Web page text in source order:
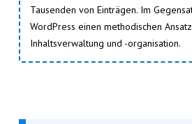
Tausenden von Einträgen. Im
WordPress einen methodischen
Inhaltsverwaltung und -organisation.